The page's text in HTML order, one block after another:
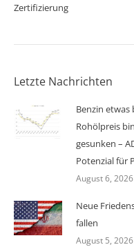
Zertifizierung
Letzte Nachrichten
Benzin etwas
Rohölpreis
gesunken –
Potenzial für
August 6, 2026
Neue
fallen
August 5, 2026